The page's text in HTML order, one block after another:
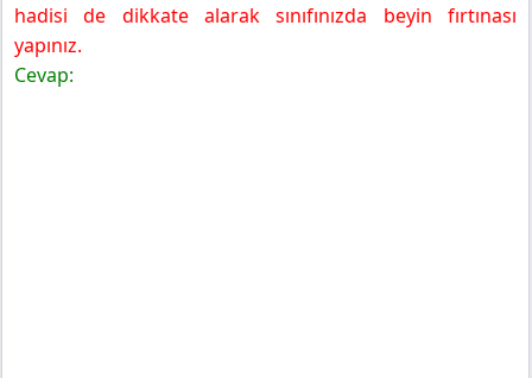
hadisi de dikkate alarak sınıfınızda beyin fırtınası
yapınız.
Cevap: